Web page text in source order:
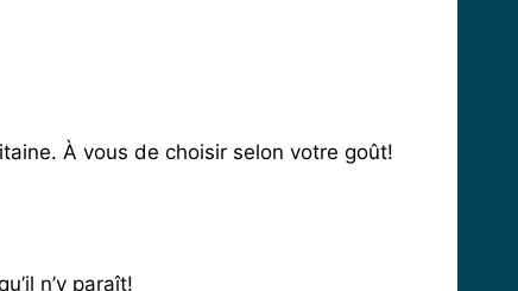
À vous de choisir selon votre goût!
n’y paraît!